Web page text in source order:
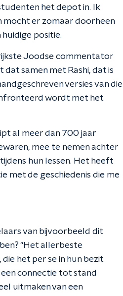
het depot in. Ik
mocht er zomaar doorheen
positie.
Joodse commentator
samen met Rashi, dat is
versies van die
wordt met het
al meer dan 700 jaar
mee te nemen achter
hun lessen. Het heeft
met de geschiedenis die me
van bijvoorbeeld dit
"Het allerbeste
het per se in hun bezit
connectie tot stand
uitmaken van een